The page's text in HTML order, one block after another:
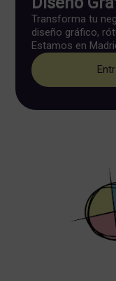
Transforma tu
diseño gráfico,
Estamos en